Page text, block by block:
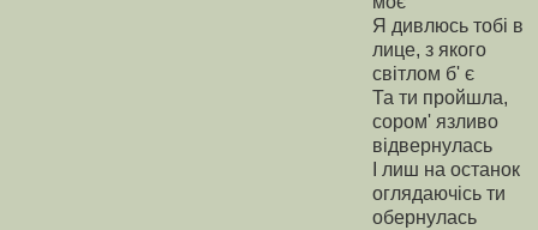
Я дивлюсь тобі в
лице, з якого
світлом б' є
Та ти пройшла,
сором' язливо
відвернулась
І лиш на останок
оглядаючісь ти
обернулась